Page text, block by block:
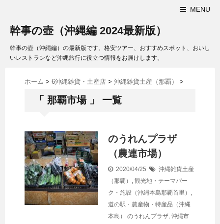
MENU
幹事の壺（沖縄編 2024最新版）
幹事の壺（沖縄編）の最新版です。格安ツアー、おすすめスポット、おいし
いレストランなど沖縄旅行に役立つ情報をお届けします。
ホーム > 6沖縄雑貨・土産店 > 沖縄雑貨土産（那覇） >
「 那覇市場 」 一覧
のうれんプラザ
（農連市場）
2020/04/25
沖縄雑貨土産
（那覇） , 観光地・テーマパー
ク・施設（沖縄本島那覇首里） ,
道の駅・農産物・特産品（沖縄
本島）
のうれんプラザ, 沖縄市